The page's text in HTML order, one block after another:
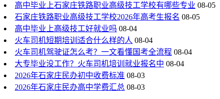
高中毕业上石家庄铁路职业高级技工学校有哪些专业 08-05
石家庄铁路职业高级技工学校2026年高考生报名 08-05
高中毕业上高级技工好就业吗 08-04
火车司机短期培训适合什么样的人 08-04
火车司机驾驶证怎么考？一文看懂国考全流程 08-04
大专毕业没工作？火车司机培训就业报名中 08-04
2026年石家庄民办初中收费标准 08-03
2026年石家庄民办高中学费汇总 08-03